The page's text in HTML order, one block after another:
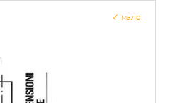
мало